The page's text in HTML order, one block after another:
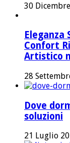
30
Eleganza
Confort
Artistico
28
Dove
soluzioni
21 Luglio